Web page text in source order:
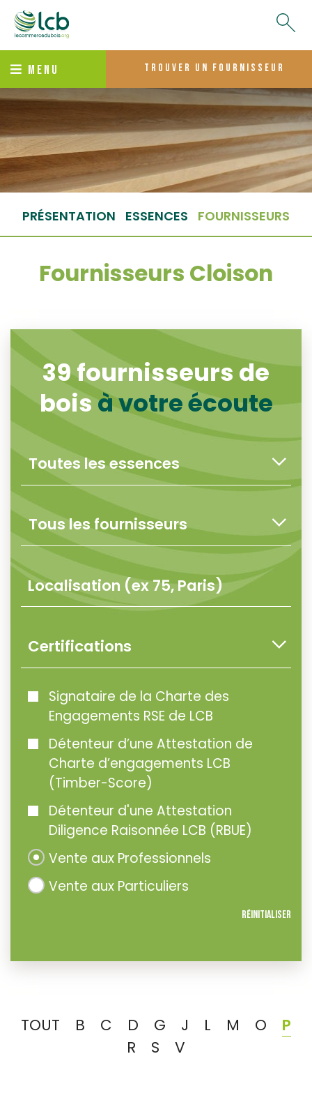
MENU trouver un fournisseur
PRÉSENTATION ESSENCES FOURNISSEURS
Fournisseurs Cloison
39fournisseurs de
boisà votre écoute
Certifications
Signataire de la Charte des
Engagements RSE de LCB
Détenteur d’une Attestation de
Charte d’engagements LCB
(Timber-Score)
Détenteur d'une Attestation
Diligence Raisonnée LCB (RBUE)
Vente aux Professionnels
Vente aux Particuliers
Réinitialiser
TOUT B C D G J L M O
P
R
S V